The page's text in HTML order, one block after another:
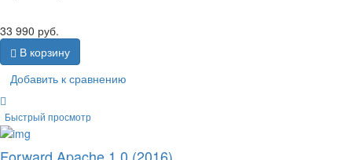
33 990 руб.
В корзину
Добавить к сравнению
Быстрый просмотр